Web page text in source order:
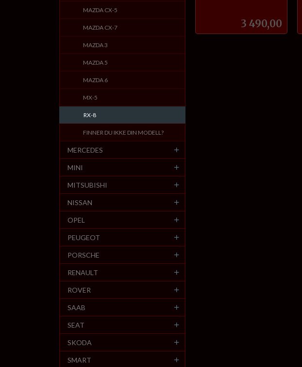
Pris
3 490,00
MAZDA CX-5
MAZDA CX-7
MAZDA 3
MAZDA 5
MAZDA 6
MX-5
RX-8
FINNER DU IKKE DIN MODELL?
MERCEDES
MINI
MITSUBISHI
NISSAN
OPEL
PEUGEOT
PORSCHE
RENAULT
ROVER
SAAB
SEAT
SKODA
SMART